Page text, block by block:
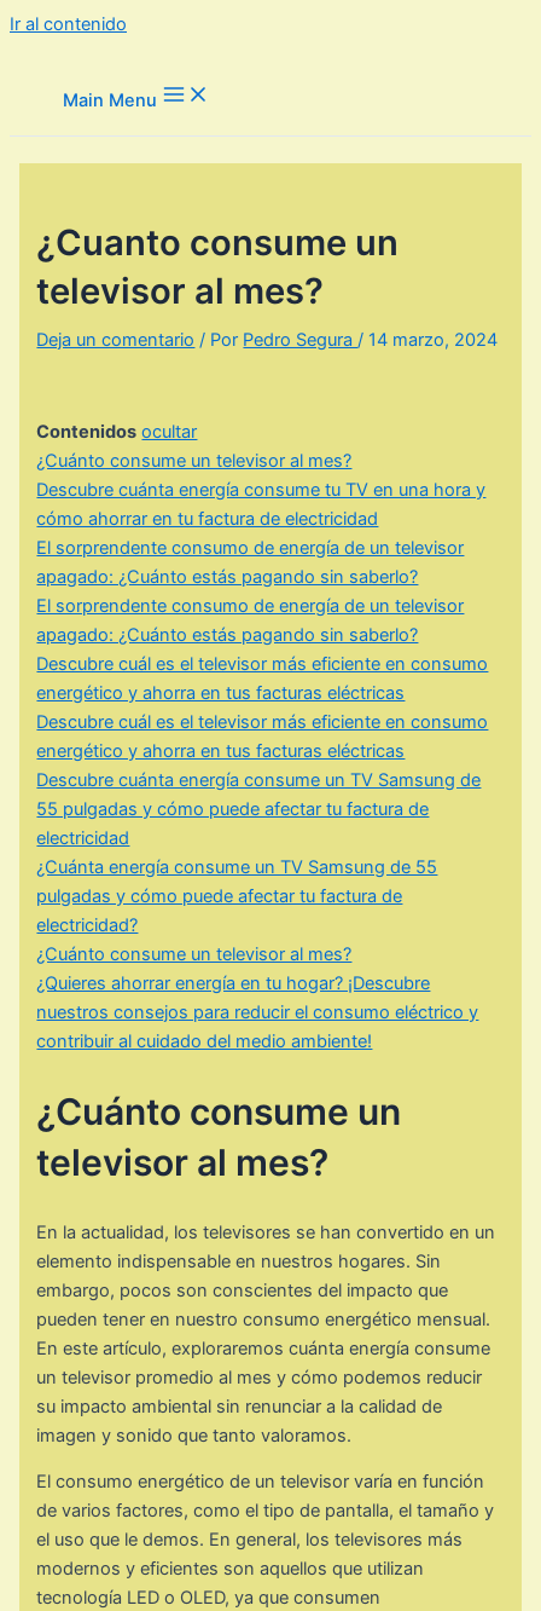
Ir al contenido
Main Menu
¿Cuanto consume un
televisor al mes?
Deja un comentario / Por Pedro Segura/14 marzo, 2024
Contenidos ocultar
¿Cuánto consume un televisor al mes?
Descubre cuánta energía consume tu TV en una hora y
cómo ahorrar en tu factura de electricidad
El sorprendente consumo de energía de un televisor
apagado: ¿Cuánto estás pagando sin saberlo?
El sorprendente consumo de energía de un televisor
apagado: ¿Cuánto estás pagando sin saberlo?
Descubre cuál es el televisor más eficiente en consumo
energético y ahorra en tus facturas eléctricas
Descubre cuál es el televisor más eficiente en consumo
energético y ahorra en tus facturas eléctricas
Descubre cuánta energía consume un TV Samsung de
55 pulgadas y cómo puede afectar tu factura de
electricidad
¿Cuánta energía consume un TV Samsung de 55
pulgadas y cómo puede afectar tu factura de
electricidad?
¿Cuánto consume un televisor al mes?
¿Quieres ahorrar energía en tu hogar? ¡Descubre
nuestros consejos para reducir el consumo eléctrico y
contribuir al cuidado del medio ambiente!
¿Cuánto consume un
televisor al mes?
En la actualidad, los televisores se han convertido en un
elemento indispensable en nuestros hogares. Sin
embargo, pocos son conscientes del impacto que
pueden tener en nuestro consumo energético mensual.
En este artículo, exploraremos cuánta energía consume
un televisor promedio al mes y cómo podemos reducir
su impacto ambiental sin renunciar a la calidad de
imagen y sonido que tanto valoramos.
El consumo energético de un televisor varía en función
de varios factores, como el tipo de pantalla, el tamaño y
el uso que le demos. En general, los televisores más
modernos y eficientes son aquellos que utilizan
tecnología LED o OLED, ya que consumen